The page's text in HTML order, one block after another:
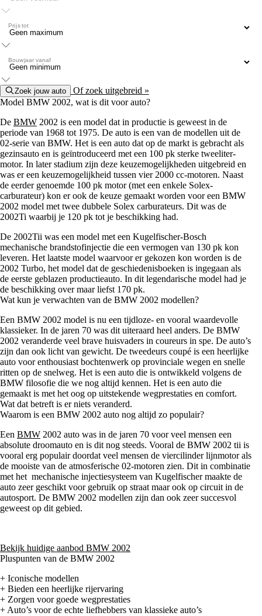
Prijs tot
Bouwjaar vanaf
Zoek jouw auto
Of zoek uitgebreid »
Model BMW 2002, wat is dit voor auto?
De BMW 2002 is een model dat in productie is geweest in de
periode van 1968 tot 1975. De auto is een van de modellen uit de
02-serie van BMW. Het is een auto dat op de markt is gebracht als
gezinsauto en is geïntroduceerd met een 100 pk sterke tweeliter-
motor. In later stadium zijn deze keuzemogelijkheden uitgebreid en
was er een keuzemogelijkheid tussen vier 2000 cc-motoren. Naast
de eerder genoemde 100 pk motor (met een enkele Solex-
carburateur) kon er ook de keuze gemaakt worden voor een BMW
2002 model met twee dubbele Solex carburateurs. Dit was de
2002Ti waarbij je 120 pk tot je beschikking had.
De 2002Tii was een model met een Kugelfischer-Bosch
mechanische brandstofinjectie die een vermogen van 130 pk kon
leveren. Het laatste model waarvoor er gekozen kon worden is de
2002 Turbo, het model dat de geschiedenisboeken is ingegaan als
de eerste geblazen productieauto. In dit legendarische model had je
de beschikking over maar liefst 170 pk.
Wat kun je verwachten van de BMW 2002 modellen?
Een BMW 2002 model is nu een tijdloze- en vooral waardevolle
klassieker. In de jaren 70 was dit uiteraard heel anders. De BMW
2002 veranderde veel brave huisvaders in coureurs in spe. De auto’s
zijn dan ook licht van gewicht. De tweedeurs coupé is een heerlijke
auto voor enthousiast bochtenwerk op provinciale wegen en snelle
ritten op de snelweg. Het is een auto die is ontwikkeld volgens de
BMW filosofie die we nog altijd kennen. Het is een auto die
gemaakt is met het oog op uitstekende wegprestaties en comfort.
Wat dat betreft is er niets veranderd.
Waarom is een BMW 2002 auto nog altijd zo populair?
Een BMW 2002 auto was in de jaren 70 voor veel mensen een
absolute droomauto en is dit nog steeds. Vooral de BMW 2002 tii is
vooral erg populair doordat veel mensen de viercilinder lijnmotor als
de mooiste van de atmosferische 02-motoren zien. Dit in combinatie
met het mechanische injectiesysteem van Kugelfischer maakte de
auto zeer geschikt voor gebruik op straat maar ook op circuit in de
autosport. De BMW 2002 modellen zijn dan ook zeer succesvol
geweest op dit gebied.
Bekijk huidige aanbod BMW 2002
Pluspunten van de BMW 2002
+ Iconische modellen
+ Bieden een heerlijke rijervaring
+ Zorgen voor goede wegprestaties
+ Auto’s voor de echte liefhebbers van klassieke auto’s